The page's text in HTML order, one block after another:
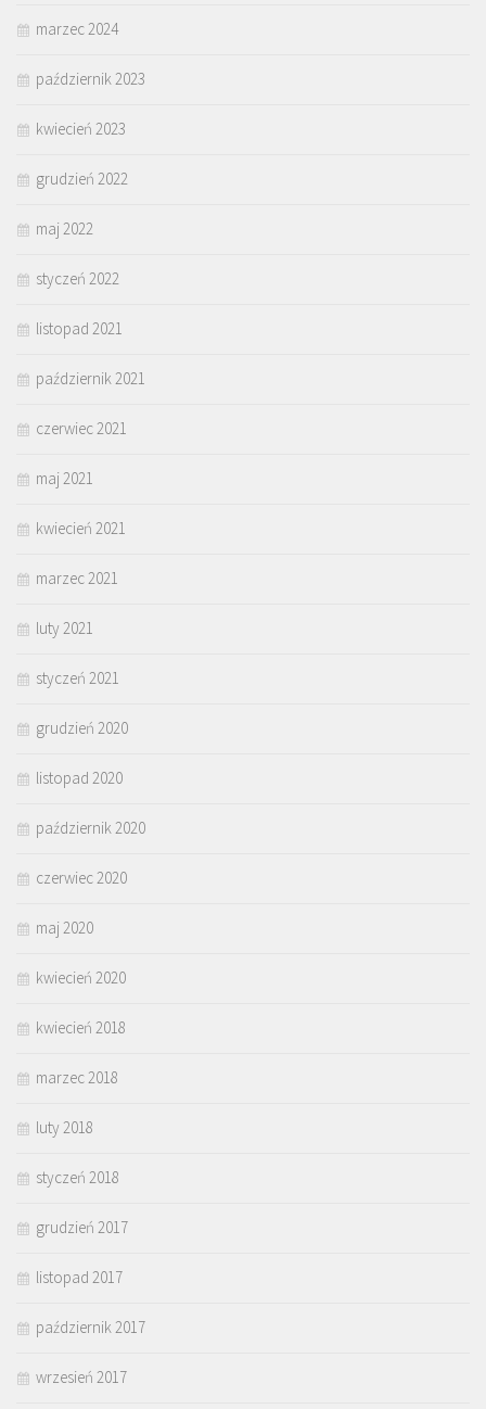
marzec 2024
październik 2023
kwiecień 2023
grudzień 2022
maj 2022
styczeń 2022
listopad 2021
październik 2021
czerwiec 2021
maj 2021
kwiecień 2021
marzec 2021
luty 2021
styczeń 2021
grudzień 2020
listopad 2020
październik 2020
czerwiec 2020
maj 2020
kwiecień 2020
kwiecień 2018
marzec 2018
luty 2018
styczeń 2018
grudzień 2017
listopad 2017
październik 2017
wrzesień 2017